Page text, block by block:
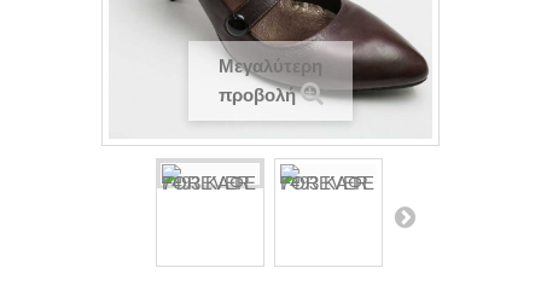
Μεγαλύτερη
προβολή